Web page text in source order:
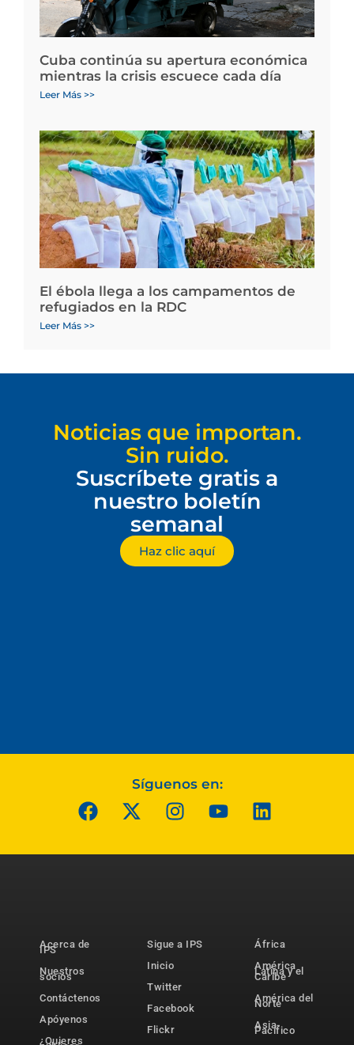
Cuba continúa su apertura económica
mientras la crisis escuece cada día
Leer Más >>
El ébola llega a los campamentos de
refugiados en la RDC
Leer Más >>
Noticias que importan.
Sin ruido.
Suscríbete gratis a
nuestro boletín
semanal
Haz clic aquí
Síguenos en:
Acerca de
IPS
Nuestros
socios
Contáctenos
Apóyenos
¿Quieres
Sigue a IPS
Inicio
Twitter
Facebook
Flickr
África
América
Latina y el
Caribe
América del
Norte
Asia-
Pacífico